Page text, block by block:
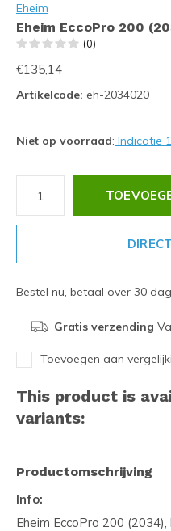
Eheim
Eheim EccoPro 200
(0)
€135,14
Artikelcode: eh-2034020
Niet op voorraad: Indicatie
Bestel nu, betaal over 30
Gratis verzending
Toevoegen aan
This product is
variants:
Productomschrijving
Info:
Eheim EccoPro 200